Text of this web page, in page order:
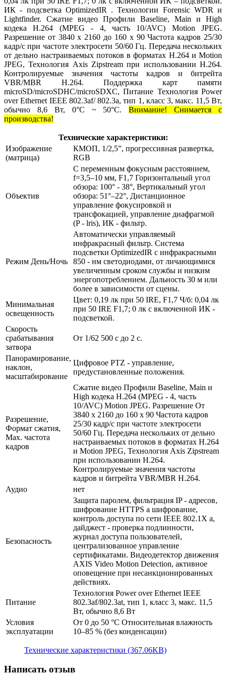
ИК - подсветка OptimizedIR . Технологии Forensic WDR и
Lightfinder. Сжатие видео Профили Baseline, Main и High
кодека H.264 (MPEG - 4, часть 10/AVC) Motion JPEG.
Разрешение от 3840 x 2160 до 160 x 90 Частота кадров 25/30
кадр/с при частоте электросети 50/60 Гц. Передача нескольких
от дельно настраиваемых потоков в форматах H.264 и Motion
JPEG, Технология Axis Zipstream при использовании H.264.
Контролируемые значения частоты кадров и битрейта
VBR/MBR H.264. Поддержка карт памяти
microSD/microSDHC/microSDXC, Питание Технология Power
over Ethernet IEEE 802.3af/ 802.3a, тип 1, класс 3, макс. 11,5 Вт,
обычно 8,6 Вт, 0°C ~ 50°C.Внимание! Снимается с
производства!
Технические характеристики:
Изображение
(матрица)
КМОП, 1/2,5”, прогрессивная развертка,
RGB
Объектив
С переменным фокусным расстоянием,
f=3,5–10 мм, F1,7 Горизонтальный угол
обзора: 100° - 38°, Вертикальный угол
обзора: 51°–22°, Дистанционное
управление фокусировкой и
трансфокацией, управление диафрагмой
(P - lris), ИК - фильтр.
Режим День/Ночь
Автоматически управляемый
инфракрасный фильтр. Система
подсветки OptimizedIR с инфракрасными
850 - нм светодиодами, от личающимися
увеличенным сроком службы и низким
энергопотреблением. Дальность 30 м или
более в зависимости от сцены.
Минимальная
освещенность
Цвет: 0,19 лк при 50 IRE, F1,7 Ч/б: 0,04 лк
при 50 IRE F1,7; 0 лк с включенной ИК -
подсветкой.
Скорость
срабатывания
затвора
От 1/62 500 с до 2 с.
Панорамирование,
наклон,
масштабирование
Цифровое PTZ - управление,
предустановленные положения.
Разрешение,
Формат сжатия,
Max. частота
кадров
Сжатие видео Профили Baseline, Main и
High кодека H.264 (MPEG - 4, часть
10/AVC) Motion JPEG. Разрешение От
3840 x 2160 до 160 x 90 Частота кадров
25/30 кадр/с при частоте электросети
50/60 Гц. Передача нескольких от дельно
настраиваемых потоков в форматах H.264
и Motion JPEG, Технология Axis Zipstream
при использовании H.264.
Контролируемые значения частоты
кадров и битрейта VBR/MBR H.264.
Аудио
нет
Безопасность
Защита паролем, фильтрация IP - адресов,
шифрование HTTPS a шифрование,
контроль доступа по сети IEEE 802.1X a,
дайджест - проверка подлинности,
журнал доступа пользователей,
централизованное управление
сертификатами. Видеодетектор движения
AXIS Video Motion Detection, активное
оповещение при несанкционированных
действиях.
Питание
Технология Power over Ethernet IEEE
802.3af/802.3at, тип 1, класс 3, макс. 11,5
Вт, обычно 8,6 Вт
Условия
эксплуатации
От 0 до 50 °C Относительная влажность
10–85 % (без конденсации)
Технические характеристики (367.06KB)
Написать отзыв